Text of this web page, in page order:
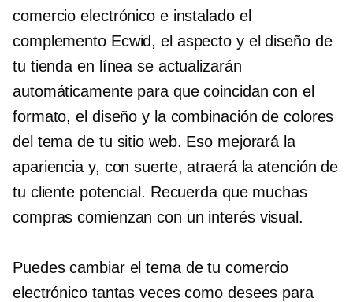
comercio electrónico e instalado el
complemento Ecwid, el aspecto y el diseño de
tu tienda en línea se actualizarán
automáticamente para que coincidan con el
formato, el diseño y la combinación de colores
del tema de tu sitio web. Eso mejorará la
apariencia y, con suerte, atraerá la atención de
tu cliente potencial. Recuerda que muchas
compras comienzan con un interés visual.
Puedes cambiar el tema de tu comercio
electrónico tantas veces como desees para